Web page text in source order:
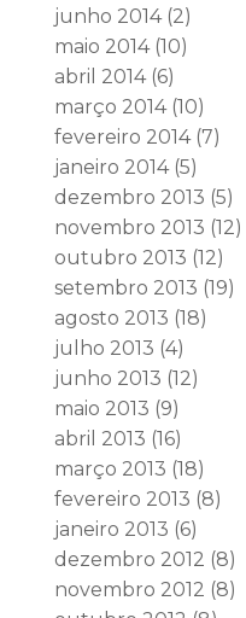
junho 2014(2)
maio 2014(10)
abril 2014(6)
março 2014(10)
fevereiro 2014(7)
janeiro 2014(5)
dezembro 2013 (5)
novembro 2013 (12)
outubro 2013 (12)
setembro 2013 (19)
agosto 2013 (18)
julho 2013 (4)
junho 2013 (12)
maio 2013 (9)
abril 2013 (16)
março 2013 (18)
fevereiro 2013 (8)
janeiro 2013 (6)
dezembro 2012 (8)
novembro 2012 (8)